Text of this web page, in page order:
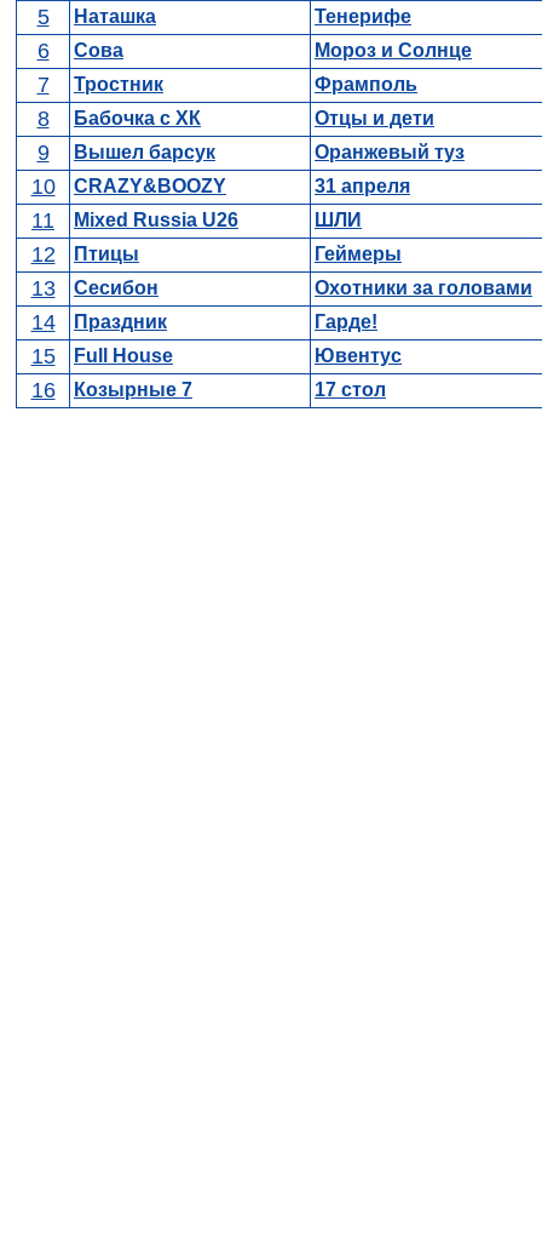
5 Наташка Тенерифе
6 Сова Мороз и Солнце
7 Тростник Фрамполь
8 Бабочка с ХК Отцы и дети
9 Вышел барсук Оранжевый туз
10 CRAZY&BOOZY 31 апреля
11 Mixed Russia U26 ШЛИ
12 Птицы Геймеры
13 Сесибон Охотники за головами
14 Праздник Гарде!
15 Full House Ювентус
16 Козырные 7 17 стол